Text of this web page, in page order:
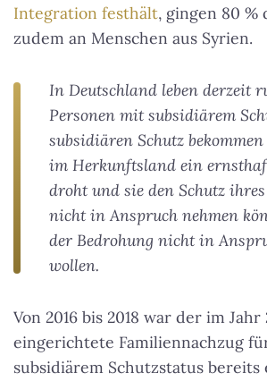
Integration festhält, gingen 80 %
zudem an Menschen aus Syrien.
In Deutschland leben derzeit
Personen mit subsidiärem
subsidiären Schutz
im Herkunftsland ein
droht und sie den Schutz
nicht in Anspruch nehmen
der Bedrohung nicht in
wollen.
Von 2016 bis 2018 war der im Jahr
eingerichtete Familiennachzug
subsidiärem Schutzstatus bereits